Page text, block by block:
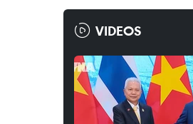
VIDEOS